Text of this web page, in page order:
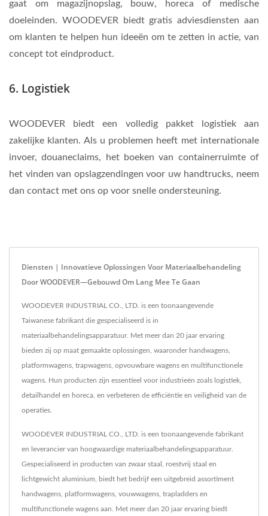
gaat om magazijnopslag, bouw, horeca of medische
doeleinden. WOODEVER biedt gratis adviesdiensten aan
om klanten te helpen hun ideeën om te zetten in actie, van
concept tot eindproduct.
6. Logistiek
WOODEVER biedt een volledig pakket logistiek aan
zakelijke klanten. Als u problemen heeft met internationale
invoer, douaneclaims, het boeken van containerruimte of
het vinden van opslagzendingen voor uw handtrucks, neem
dan contact met ons op voor snelle ondersteuning.
Diensten | Innovatieve Oplossingen Voor Materiaalbehandeling
Door WOODEVER—Gebouwd Om Lang Mee Te Gaan
WOODEVER INDUSTRIAL CO., LTD. is een toonaangevende
Taiwanese fabrikant die gespecialiseerd is in
materiaalbehandelingsapparatuur. Met meer dan 20 jaar ervaring
bieden zij op maat gemaakte oplossingen, waaronder handwagens,
platformwagens, trapwagens, opvouwbare wagens en multifunctionele
wagens. Hun producten zijn essentieel voor industrieën zoals logistiek,
detailhandel en horeca, en verbeteren de efficiëntie en veiligheid van de
operaties.
WOODEVER INDUSTRIAL CO., LTD. is een toonaangevende fabrikant
en leverancier van hoogwaardige materiaalbehandelingsapparatuur.
Gespecialiseerd in producten van zwaar staal, roestvrij staal en
lichtgewicht aluminium, biedt het bedrijf een uitgebreid assortiment
handwagens, platformwagens, vouwwagens, trapladders en
multifunctionele wagens aan. Met meer dan 20 jaar ervaring biedt